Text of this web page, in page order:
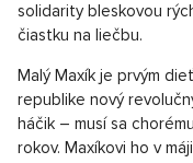
solidarity bleskovou
čiastku na liečbu.
Malý Maxík je prvým
republike nový
háčik – musí sa
rokov. Maxíkovi ho v